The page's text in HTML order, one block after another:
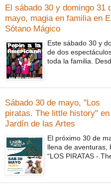
El sábado 30 y domingo 31
mayo, magia en familia en
Sótano Mágico
Este sábado 30 y
de dos
toda la familia.
Sábado 30 de mayo, "Los
piratas. The little history" en
Jardín de las Artes
El próximo 30 de
llena de aventuras,
“LOS PIRATAS -